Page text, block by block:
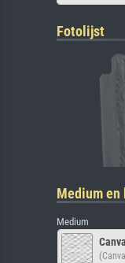
Fotolijst
Medium en
Medium